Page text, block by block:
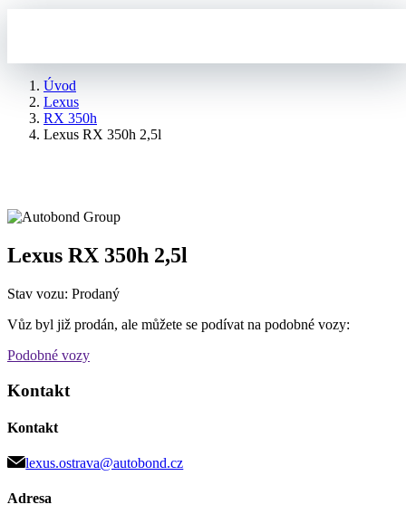
Úvod
Lexus
RX 350h
Lexus RX 350h 2,5l
Lexus RX 350h 2,5l
Stav vozu: Prodaný
Vůz byl již prodán, ale můžete se podívat na podobné vozy:
Podobné vozy
Kontakt
Kontakt
lexus.ostrava@autobond.cz
Adresa